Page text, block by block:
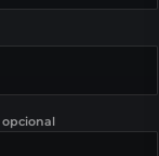
opcional